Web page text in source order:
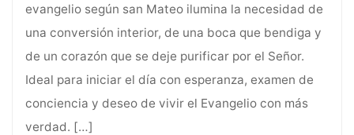
evangelio según san Mateo ilumina la necesidad de
una conversión interior, de una boca que bendiga y
de un corazón que se deje purificar por el Señor.
Ideal para iniciar el día con esperanza, examen de
conciencia y deseo de vivir el Evangelio con más
verdad. […]